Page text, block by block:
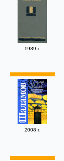
1989 г.
2008 г.